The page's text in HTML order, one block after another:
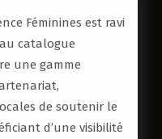
Féminines est ravi
catalogue
une gamme
de soutenir le
d’une visibilité